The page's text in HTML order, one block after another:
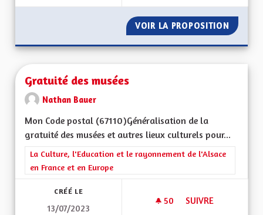
VOIR LA PROPOSITION
Gratuité des musées
Nathan Bauer
Mon Code postal (67110)Généralisation de la
gratuité des musées et autres lieux culturels pour...
Filtrer les résultats de la catégorie : La Culture, l'Education et
La Culture, l'Education et le rayonnement de l'Alsace
en France et en Europe
CRÉÉ LE
13/07/2023
50 50 ABONNÉS
SUIVRE